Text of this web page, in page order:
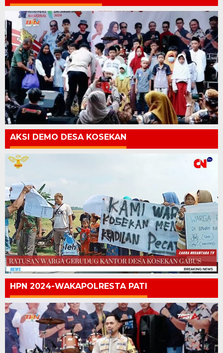
AKSI DEMO DESA KOSEKAN
HPN 2024-WAKAPOLRESTA PATI